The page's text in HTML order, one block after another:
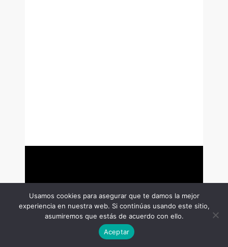
Usamos cookies para asegurar que te damos la mejor
experiencia en nuestra web. Si continúas usando este sitio,
asumiremos que estás de acuerdo con ello.
Aceptar